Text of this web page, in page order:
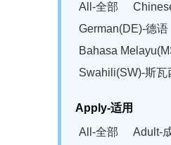
All-全部
German(DE)-德语
Bahasa
Swahili(SW)-斯瓦
Apply-适用
All-全部
Adult-